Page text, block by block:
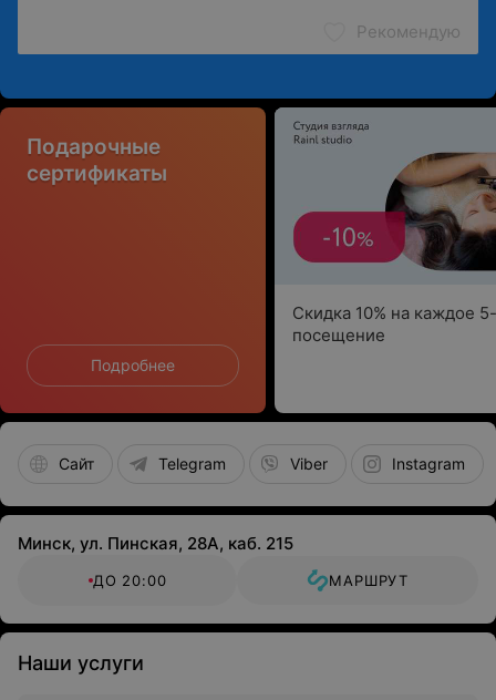
Рекомендую
Подарочные
сертификаты
Подробнее
Скидка 10% на каждое
посещение
Сайт Telegram Viber Instagram
Минск, ул. Пинская, 28А, каб. 215
ДО 20:00 МАРШРУТ
Наши услуги